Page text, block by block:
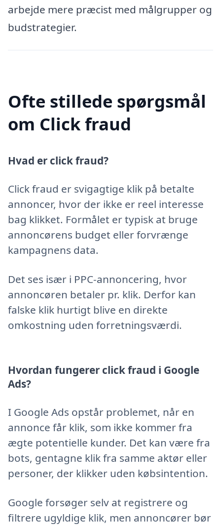
arbejde mere præcist med målgrupper og
budstrategier.
Ofte stillede spørgsmål
om Click fraud
Hvad er click fraud?
Click fraud er svigagtige klik på betalte
annoncer, hvor der ikke er reel interesse
bag klikket. Formålet er typisk at bruge
annoncørens budget eller forvrænge
kampagnens data.
Det ses især i PPC-annoncering, hvor
annoncøren betaler pr. klik. Derfor kan
falske klik hurtigt blive en direkte
omkostning uden forretningsværdi.
Hvordan fungerer click fraud i Google
Ads?
I Google Ads opstår problemet, når en
annonce får klik, som ikke kommer fra
ægte potentielle kunder. Det kan være fra
bots, gentagne klik fra samme aktør eller
personer, der klikker uden købsintention.
Google forsøger selv at registrere og
filtrere ugyldige klik, men annoncører bør